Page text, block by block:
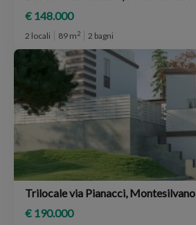
€ 148.000
2 locali 89 m2 2 bagni
Trilocale via Pianacci, Montesilvano
€ 190.000